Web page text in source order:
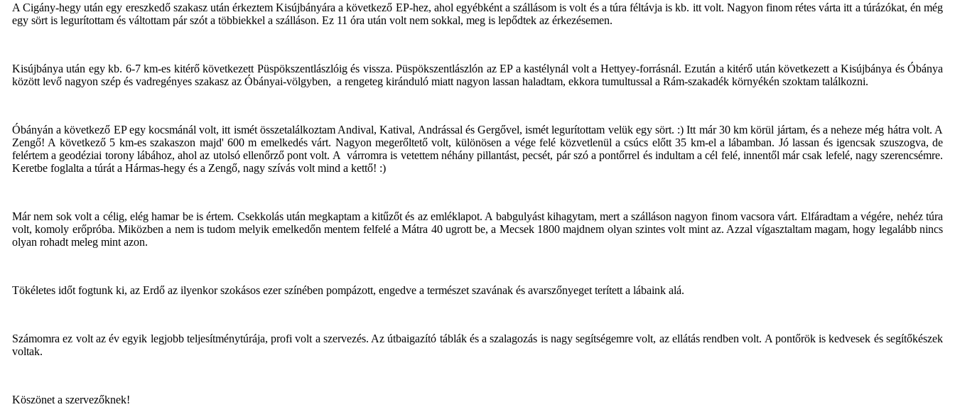
A Cigány-hegy után egy ereszkedő szakasz után érkeztem Kisújbányára a következő EP-hez, ahol egyébként a szállásom is volt és a túra féltávja is kb. itt volt. Nagyon finom rétes várta itt a túrázókat, én még
egy sört is legurítottam és váltottam pár szót a többiekkel a szálláson. Ez 11 óra után volt nem sokkal, meg is lepődtek az érkezésemen.
Kisújbánya után egy kb. 6-7 km-es kitérő következett Püspökszentlászlóig és vissza. Püspökszentlászlón az EP a kastélynál volt a Hettyey-forrásnál. Ezután a kitérő után következett a Kisújbánya és Óbánya
között levő nagyon szép és vadregényes szakasz az Óbányai-völgyben, a rengeteg kiránduló miatt nagyon lassan haladtam, ekkora tumultussal a Rám-szakadék környékén szoktam találkozni.
Óbányán a következő EP egy kocsmánál volt, itt ismét összetalálkoztam Andival, Katival, Andrással és Gergővel, ismét legurítottam velük egy sört. :) Itt már 30 km körül jártam, és a neheze még hátra volt. A
Zengő! A következő 5 km-es szakaszon majd' 600 m emelkedés várt. Nagyon megerőltető volt, különösen a vége felé közvetlenül a csúcs előtt 35 km-el a lábamban. Jó lassan és igencsak szuszogva, de
felértem a geodéziai torony lábához, ahol az utolsó ellenőrző pont volt. A várromra is vetettem néhány pillantást, pecsét, pár szó a pontőrrel és indultam a cél felé, innentől már csak lefelé, nagy szerencsémre.
Keretbe foglalta a túrát a Hármas-hegy és a Zengő, nagy szívás volt mind a kettő! :)
Már nem sok volt a célig, elég hamar be is értem. Csekkolás után megkaptam a kitűzőt és az emléklapot. A babgulyást kihagytam, mert a szálláson nagyon finom vacsora várt. Elfáradtam a végére, nehéz túra
volt, komoly erőpróba. Miközben a nem is tudom melyik emelkedőn mentem felfelé a Mátra 40 ugrott be, a Mecsek 1800 majdnem olyan szintes volt mint az. Azzal vígasztaltam magam, hogy legalább nincs
olyan rohadt meleg mint azon.
Tökéletes időt fogtunk ki, az Erdő az ilyenkor szokásos ezer színében pompázott, engedve a természet szavának és avarszőnyeget terített a lábaink alá.
Számomra ez volt az év egyik legjobb teljesítménytúrája, profi volt a szervezés. Az útbaigazító táblák és a szalagozás is nagy segítségemre volt, az ellátás rendben volt. A pontőrök is kedvesek és segítőkészek
voltak.
Köszönet a szervezőknek!